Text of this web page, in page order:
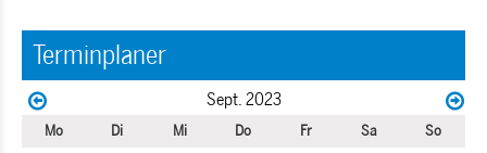
Terminplaner
Sept. 2023
Mo Di Mi Do Fr Sa
So